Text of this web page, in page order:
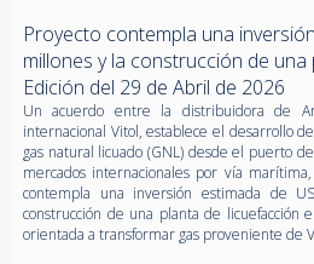
Proyecto contempla una
millones y la construcción de
Edición del 29 de Abril de 2026
Un acuerdo entre la distribuidora de
internacional Vitol, establece el desarrollo
gas natural licuado (GNL) desde el puerto
mercados internacionales por vía
contempla una inversión estimada de
construcción de una planta de licuefacción
orientada a transformar gas proveniente de